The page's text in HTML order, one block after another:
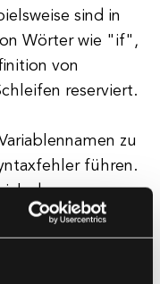
sind in
Wörter wie "if",
von
reserviert.
zu
führen.
der
um
Code zu